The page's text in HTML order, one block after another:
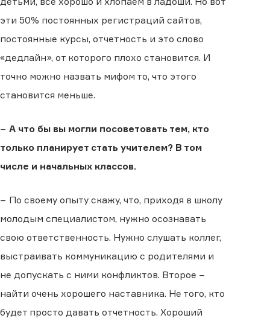
эти 50% постоянных регистраций сайтов,
постоянные курсы, отчетность и это слово
«дедлайн», от которого плохо становится. И
точно можно назвать мифом то, что этого
становится меньше.
− А что бы вы могли посоветовать тем, кто
только планирует стать учителем? В том
числе и начальных классов.
− По своему опыту скажу, что, приходя в школу
молодым специалистом, нужно осознавать
свою ответственность. Нужно слушать коллег,
выстраивать коммуникацию с родителями и
не допускать с ними конфликтов. Второе −
найти очень хорошего наставника. Не того, кто
будет просто давать отчетность. Хороший